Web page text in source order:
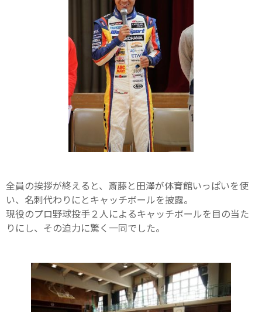
全員の挨拶が終えると、斎藤と田澤が体育館いっぱいを使
い、名刺代わりにとキャッチボールを披露。
現役のプロ野球投手２人によるキャッチボールを目の当た
りにし、その迫力に驚く一同でした。